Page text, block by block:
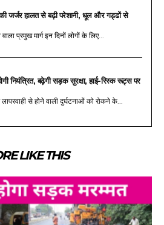
की जर्जर हालत से बढ़ी परेशानी, धूल और गड्ढों से
प्रमुख मार्ग इन दिनों लोगों के लिए...
नियंत्रित, बढ़ेगी सड़क सुरक्षा, हाई-रिस्क रूट्स पर
से होने वाली दुर्घटनाओं को रोकने के...
LIKE THIS